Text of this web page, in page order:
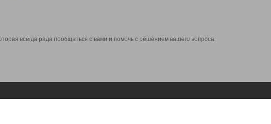
всегда рада пообщаться с вами и помочь с решением вашего вопроса.